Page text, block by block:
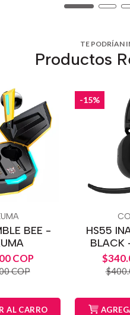
TE PODRÍAN
Productos
BEE -
COP
COP
AL CARRO
-15%
HS55
BLACK